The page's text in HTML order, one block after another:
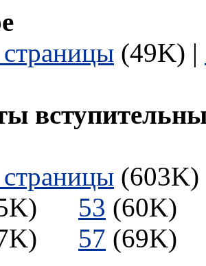
страницы (49K) |
страницы
53
57